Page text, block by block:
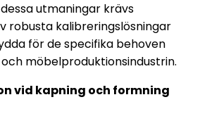
utmaningar krävs
robusta kalibreringslösningar
för de specifika behoven
möbelproduktionsindustrin.
vid kapning och formning